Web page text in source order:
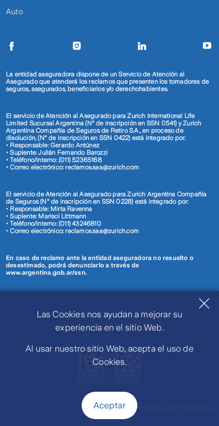
Las Cookies nos ayudan a mejorar su
experiencia en el sitio Web.
Al usar nuestro sitio Web, acepta el uso de
Cookies.
Aceptar
Auto
La entidad aseguradora dispone de un Servicio de Atención al
Asegurado que atenderá los reclamos que presenten los tomadores de
seguros, asegurados, beneficiarios y/o derechohabientes.
El servicio de Atención al Asegurado para Zurich International Life
Limited Sucursal Argentina (N° de inscripción en SSN 0541) y Zurich
Argentina Compañía de Seguros de Retiro S.A., en proceso de
disolución, (N° de inscripción en SSN 0422) está integrado por:
• Responsable: Gerardo Antúnez
• Suplente: Julián Fernando Barozzi
• Teléfono/interno: (011) 52365168
• Correo electrónico: reclamos.saa@zurich.com
El servicio de Atención al Asegurado para Zurich Argentina Compañía
de Seguros (N° de inscripción en SSN 0228) está integrado por:
• Responsable: Mirta Ravenna
• Suplente: Marisol Littmann
• Teléfono/interno: (011) 43246810
• Correo electrónico: reclamos.saa@zurich.com
En caso de reclamo ante la entidad aseguradora no resuelto o
desestimado, podrá denunciarlo a través de
www.argentina.gob.ar/ssn.
Dirección Gral. de Defensa y
Protección al Consumidor. Para
consultas y/o denuncias ingrese aquí
Copyright 2025 Zurich Argentina